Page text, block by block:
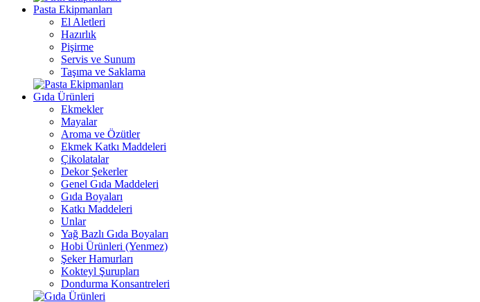
Pasta Ekipmanları
El Aletleri
Hazırlık
Pişirme
Servis ve Sunum
Taşıma ve Saklama
Gıda Ürünleri
Ekmekler
Mayalar
Aroma ve Özütler
Ekmek Katkı Maddeleri
Çikolatalar
Dekor Şekerler
Genel Gıda Maddeleri
Gıda Boyaları
Katkı Maddeleri
Unlar
Yağ Bazlı Gıda Boyaları
Hobi Ürünleri (Yenmez)
Şeker Hamurları
Kokteyl Şurupları
Dondurma Konsantreleri